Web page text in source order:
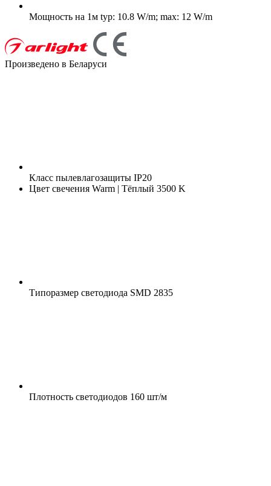
Мощность на 1м typ: 10.8 W/m; max: 12 W/m
Произведено в Беларуси
Класс пылевлагозащиты IP20
Цвет свечения Warm | Тёплый 3500 K
Типоразмер светодиода SMD 2835
Плотность светодиодов 160 шт/м